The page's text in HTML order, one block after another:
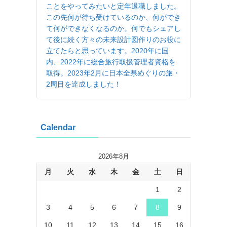
ことをやってみたいと定年退職しました。
この先何が待ち受けているのか、何ができ
て何ができなくなるのか。何でもシェアし
て後に続く方々の未来設計図作りのお役に
立てたらと思っています。2020年に国
内、2022年に総合旅行取扱管理者資格を
取得。2023年2月に日本全県めぐりの旅・
2周目を達成しました！
Calendar
2026年8月
月 火 水 木 金 土 日
1 2
3 4 5 6 7 8 9
10 11 12 13 14 15 16